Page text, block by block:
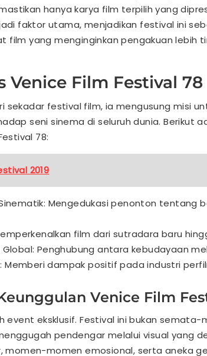
hanya karya film terpilih yang
faktor utama, menjadikan festival ini
film yang menginginkan pengakuan lebih
Venice Film Festival 78
sekadar festival film, ia mengusung misi
seni sinema di seluruh dunia. Berikut
78:
2019
Mengedukasi penonton tentang
film dari sutradara baru
Penghubung antara kebudayaan
Memberi dampak positif pada industri
Venice Film
event eksklusif. Festival ini bukan
pendengar melalui visual yang
momen-momen emosional, serta aneka